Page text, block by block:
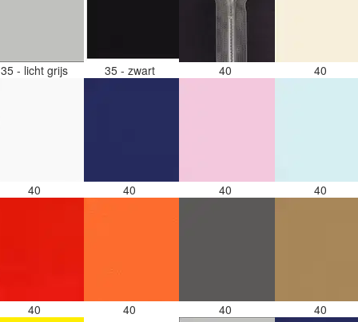
35 - licht grijs 35 - zwart 40 40
40 40 40 40
40 40 40 40